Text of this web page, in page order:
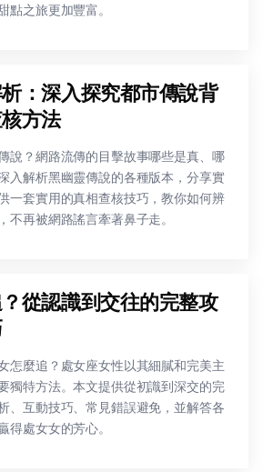
點之旅更加豐富。
：深入探究都市傳說背
方法
說？網路流傳的目擊故事哪些是真、哪
入解析黑幽靈傳說的各種版本，分享實
一套實用的真相查核技巧，教你如何辨
不再被網路謠言牽著鼻子走。
從認識到交往的完整攻
怎麼追？處女座女性以其細膩和完美主
獨特方法。本文提供從初識到深交的完
、互動技巧、常見錯誤避免，並解答各
得處女女的芳心。